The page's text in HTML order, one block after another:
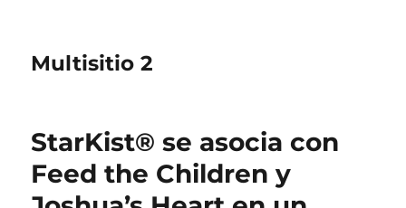
Multisitio 2
StarKist® se asocia con
Feed the Children y